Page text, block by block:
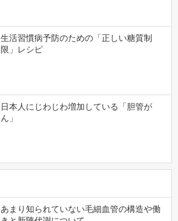
生活習慣病予防のための「正しい糖質制
限」レシピ
日本人にじわじわ増加している「胆管が
ん」
あまり知られていない毛細血管の構造や働